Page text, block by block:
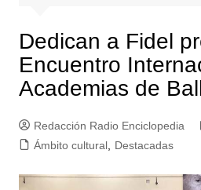
Dedican a Fidel
Encuentro
Academias de
Redacción Radio Enciclopedia
Ámbito cultural, Destacadas